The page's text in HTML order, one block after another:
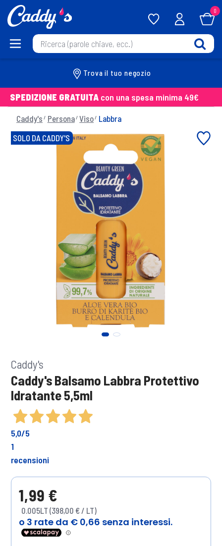
0
Trova il tuo negozio
SPEDIZIONE GRATUITA con una spesa minima 49€
Caddy's Persona Viso Labbra
SOLO DA CADDY'S
Caddy's
Caddy's Balsamo Labbra Protettivo
Idratante 5,5ml
5,0/5
1
recensioni
1,99 €
0.005LT (398,00 € / LT)